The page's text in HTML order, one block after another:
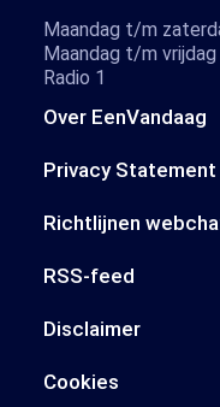
Over EenVandaag
Privacy Statement
Richtlijnen
RSS-feed
Disclaimer
Cookies
Maandag t/m
Maandag t/m
Radio 1